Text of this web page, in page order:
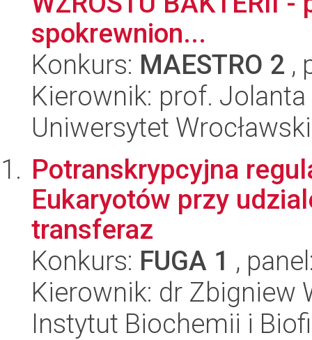
spokrewnion...
Konkurs: MAESTRO 2 ,
Kierownik: prof.
Uniwersytet Wrocławski
Potranskrypcyjna
Eukaryotów przy
transferaz
Konkurs: FUGA 1 ,
Kierownik: dr Zbigniew
Instytut Biochemii i